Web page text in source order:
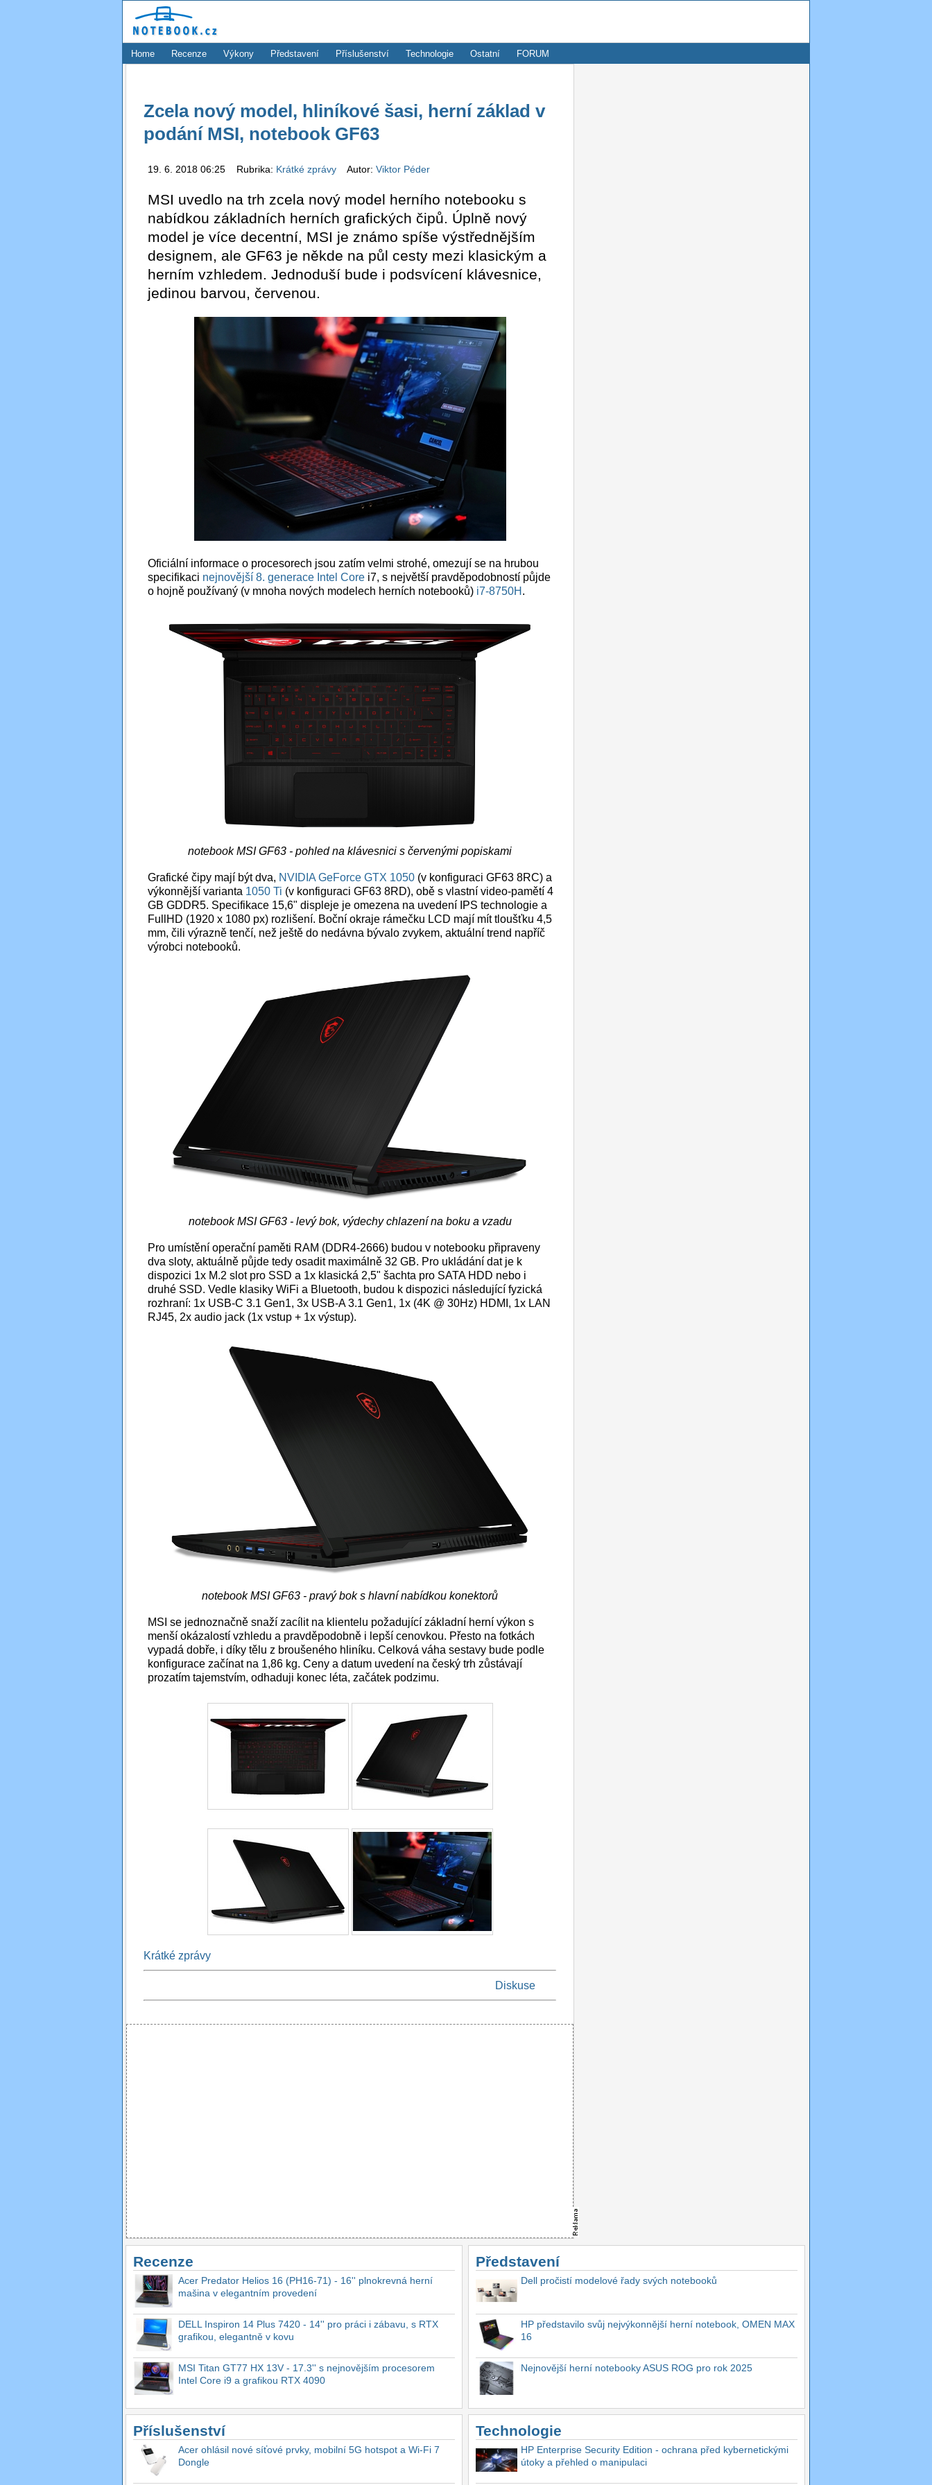
Home Recenze Výkony Představení Příslušenství Technologie Ostatní FORUM
Zcela nový model, hliníkové šasi, herní základ v
podání MSI, notebook GF63
19. 6. 2018 06:25 Rubrika: Krátké zprávy Autor: Viktor Péder
MSI uvedlo na trh zcela nový model herního notebooku s
nabídkou základních herních grafických čipů. Úplně nový
model je více decentní, MSI je známo spíše výstřednějším
designem, ale GF63 je někde na půl cesty mezi klasickým a
herním vzhledem. Jednoduší bude i podsvícení klávesnice,
jedinou barvou, červenou.
Oficiální informace o procesorech jsou zatím velmi strohé, omezují se na hrubou
specifikaci nejnovější 8. generace Intel Corei7, s největší pravděpodobností půjde
o hojně používaný (v mnoha nových modelech herních notebooků) i7-8750H .
notebook MSI GF63 - pohled na klávesnici s červenými popiskami
Grafické čipy mají být dva, NVIDIA GeForce GTX 1050(v konfiguraci GF63 8RC) a
výkonnější varianta 1050 Ti (v konfiguraci GF63 8RD), obě s vlastní video-pamětí 4
GB GDDR5. Specifikace 15,6" displeje je omezena na uvedení IPS technologie a
FullHD (1920 x 1080 px) rozlišení. Boční okraje rámečku LCD mají mít tloušťku 4,5
mm, čili výrazně tenčí, než ještě do nedávna bývalo zvykem, aktuální trend napříč
výrobci notebooků.
notebook MSI GF63 - levý bok, výdechy chlazení na boku a vzadu
Pro umístění operační paměti RAM (DDR4-2666) budou v notebooku připraveny
dva sloty, aktuálně půjde tedy osadit maximálně 32 GB. Pro ukládání dat je k
dispozici 1x M.2 slot pro SSD a 1x klasická 2,5" šachta pro SATA HDD nebo i
druhé SSD. Vedle klasiky WiFi a Bluetooth, budou k dispozici následující fyzická
rozhraní: 1x USB-C 3.1 Gen1, 3x USB-A 3.1 Gen1, 1x (4K @ 30Hz) HDMI, 1x LAN
RJ45, 2x audio jack (1x vstup + 1x výstup).
notebook MSI GF63 - pravý bok s hlavní nabídkou konektorů
MSI se jednoznačně snaží zacílit na klientelu požadující základní herní výkon s
menší okázalostí vzhledu a pravděpodobně i lepší cenovkou. Přesto na fotkách
vypadá dobře, i díky tělu z broušeného hliníku. Celková váha sestavy bude podle
konfigurace začínat na 1,86 kg. Ceny a datum uvedení na český trh zůstávají
prozatím tajemstvím, odhaduji konec léta, začátek podzimu.
Krátké zprávy
Diskuse
Recenze
Acer Predator Helios 16 (PH16-71) - 16'' plnokrevná herní
mašina v elegantním provedení
DELL Inspiron 14 Plus 7420 - 14'' pro práci i zábavu, s RTX
grafikou, elegantně v kovu
MSI Titan GT77 HX 13V - 17.3'' s nejnovějším procesorem
Intel Core i9 a grafikou RTX 4090
Představení
Dell pročistí modelové řady svých notebooků
HP představilo svůj nejvýkonnější herní notebook, OMEN MAX
16
Nejnovější herní notebooky ASUS ROG pro rok 2025
Příslušenství
Acer ohlásil nové síťové prvky, mobilní 5G hotspot a Wi-Fi 7
Dongle
Technologie
HP Enterprise Security Edition - ochrana před kybernetickými
útoky a přehled o manipulaci